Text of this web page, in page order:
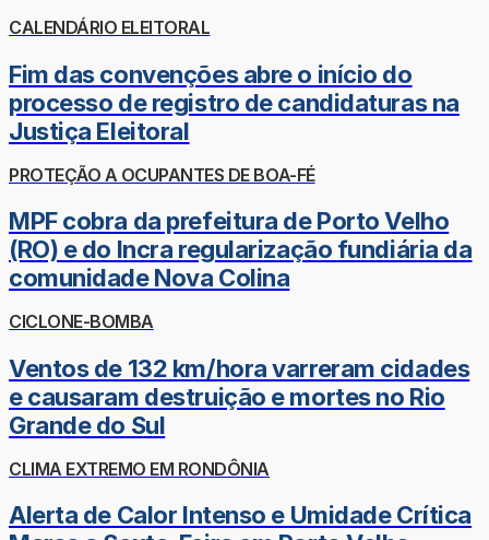
CALENDÁRIO ELEITORAL
Fim das convenções abre o início do
processo de registro de candidaturas na
Justiça Eleitoral
PROTEÇÃO A OCUPANTES DE BOA-FÉ
MPF cobra da prefeitura de Porto Velho
(RO) e do Incra regularização fundiária da
comunidade Nova Colina
CICLONE-BOMBA
Ventos de 132 km/hora varreram cidades
e causaram destruição e mortes no Rio
Grande do Sul
CLIMA EXTREMO EM RONDÔNIA
Alerta de Calor Intenso e Umidade Crítica